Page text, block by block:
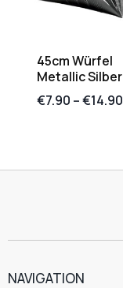
45cm Würfel
Metallic Silber
€7.90 –€14.90
NAVIGATION